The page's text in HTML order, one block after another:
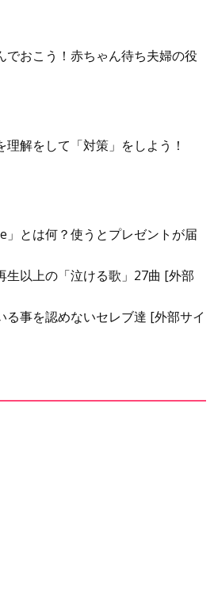
でおこう！赤ちゃん待ち夫婦の役
解をして「対策」をしよう！
」とは何？使うとプレゼントが届
以上の「泣ける歌」27曲 [外部
る事を認めないセレブ達 [外部サイ